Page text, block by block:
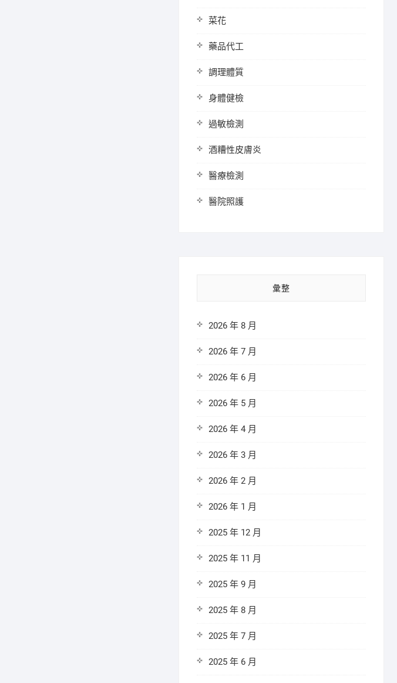
菜花
藥品代工
調理體質
身體健檢
過敏檢測
酒糟性皮膚炎
醫療檢測
醫院照護
彙整
2026 年 8 月
2026 年 7 月
2026 年 6 月
2026 年 5 月
2026 年 4 月
2026 年 3 月
2026 年 2 月
2026 年 1 月
2025 年 12 月
2025 年 11 月
2025 年 9 月
2025 年 8 月
2025 年 7 月
2025 年 6 月